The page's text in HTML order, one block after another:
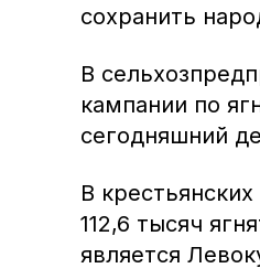
сохранить
В
кампании по
сегодняшний
В
112,6 тысяч
является